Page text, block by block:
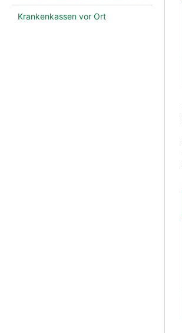
Krankenkassen vor Ort